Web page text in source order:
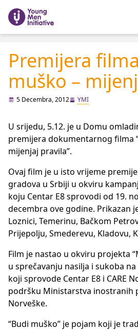
Premijera
muško –
5 Decembra, 2012 YMI
U srijedu, 5.12. je u Domu
premijera dokumentarnog filma
mijenjaj pravila”.
Ovaj film je u isto vrijeme
gradova u Srbiji u okviru
koju Centar E8 sprovodi od 19.
decembra ove godine. Prikazan
Loznici, Temerinu, Bačkom
Prijepolju, Smederevu, Kladovu,
Film je nastao u okviru projekta
u sprečavanju nasilja i sukoba
koji sprovode Centar E8 i CARE
podršku Ministarstva inostranih
Norveške.
“Budi muško” je pojam koji je